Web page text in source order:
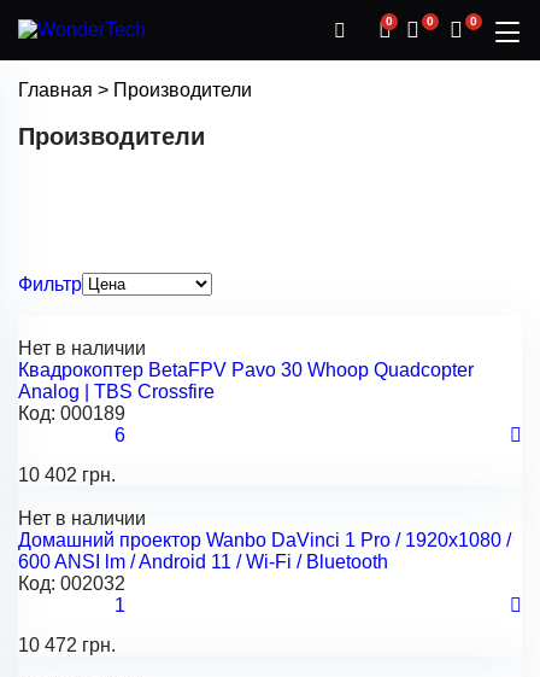
0 0 0
Главная > Производители
Производители
Фильтр
Нет в наличии
Квадрокоптер BetaFPV Pavo 30 Whoop Quadcopter
Analog | TBS Crossfire
Код: 000189
6
10 402 грн.
Нет в наличии
Домашний проектор Wanbo DaVinci 1 Pro / 1920x1080 /
600 ANSI lm / Android 11 / Wi-Fi / Bluetooth
Код: 002032
1
10 472 грн.